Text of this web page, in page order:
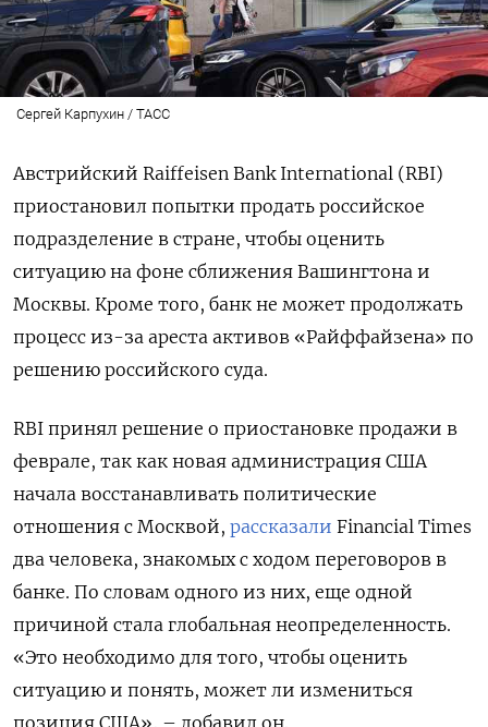
Сергей Карпухин / ТАСС
Австрийский Raiffeisen Bank International (RBI)
приостановил попытки продать российское
подразделение в стране, чтобы оценить
ситуацию на фоне сближения Вашингтона и
Москвы. Кроме того, банк не может продолжать
процесс из-за ареста активов «Райффайзена» по
решению российского суда.
RBI принял решение о приостановке продажи в
феврале, так как новая администрация США
начала восстанавливать политические
отношения с Москвой, рассказали Financial Times
два человека, знакомых с ходом переговоров в
банке. По словам одного из них, еще одной
причиной стала глобальная неопределенность.
«Это необходимо для того, чтобы оценить
ситуацию и понять, может ли измениться
позиция США», – добавил он.